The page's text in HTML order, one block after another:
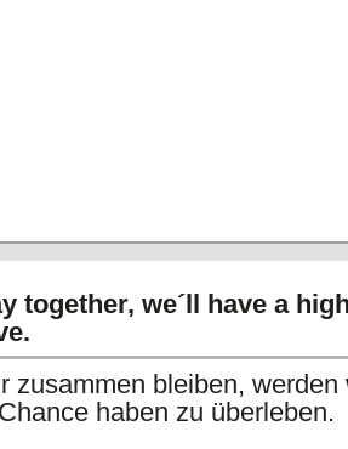
together, we´ll have a
zusammen bleiben, werden
haben zu überleben.